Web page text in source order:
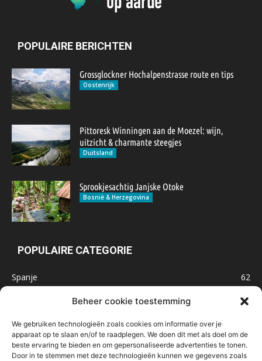
Beheer cookie toestemming
We gebruiken technologieën zoals cookies om informatie over je
apparaat op te slaan en/of te raadplegen. We doen dit met als doel om de
beste ervaring te bieden en om gepersonaliseerde advertenties te tonen.
Door in te stemmen met deze technologieën kunnen we gegevens zoals
POPULAIRE BERICHTEN
Grossglockner Hochalpenstrasse route en tips
Oostenrijk
Pittoresk Winningen aan de Moezel: wijn,
uitzicht & charmante steegjes
Duitsland
Sprookjesachtig Janjske Otoke
Bosnië & Herzegovina
POPULAIRE CATEGORIE
Spanje
62
47
Marokko
32
IJsland
32